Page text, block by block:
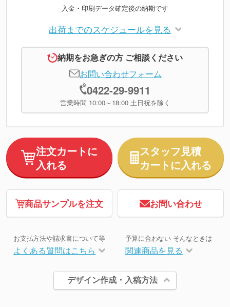
入金・印刷データ確定後の納期です
出荷までのスケジュールを見る
納期をお急ぎの方 ご相談ください
お問い合わせフォーム
0422-29-9911
営業時間 10:00～18:00 土日祝を除く
注文カートに
入れる
スタッフ見積
カートに入れる
商品サンプルを注文 お問い合わせ
お支払方法や請求書について等
よくある質問はこちら
予算に合わない そんなときは
関連商品を見る
デザイン作成・入稿方法